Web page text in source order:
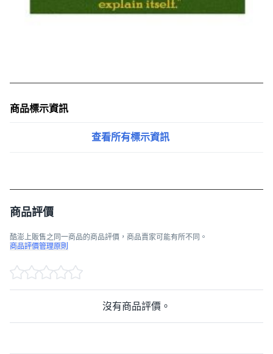
商品標示資訊
查看所有標示資訊
商品評價
酷澎上販售之同一商品的商品評價，商品賣家可能有所不同。
商品評價管理原則
沒有商品評價。